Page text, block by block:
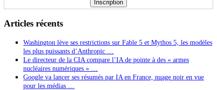
Articles récents
Washington lève ses restrictions sur Fable 5 et Mythos 5, les modèles
les plus puissants d’Anthropic …
Le directeur de la CIA compare l’IA de pointe à des « armes
nucléaires numériques » …
Google va lancer ses résumés par IA en France, nuage noir en vue
pour les médias …